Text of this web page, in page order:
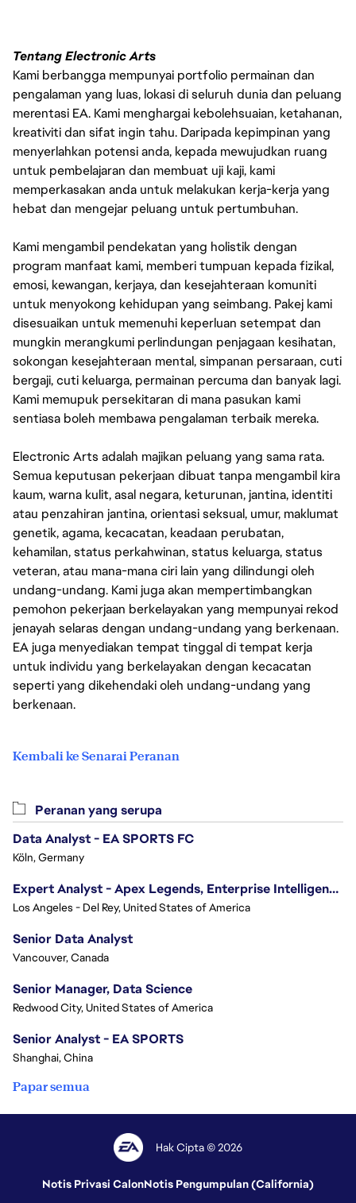
Tentang Electronic Arts
Kami berbangga mempunyai portfolio permainan dan
pengalaman yang luas, lokasi di seluruh dunia dan peluang
merentasi EA. Kami menghargai kebolehsuaian, ketahanan,
kreativiti dan sifat ingin tahu. Daripada kepimpinan yang
menyerlahkan potensi anda, kepada mewujudkan ruang
untuk pembelajaran dan membuat uji kaji, kami
memperkasakan anda untuk melakukan kerja-kerja yang
hebat dan mengejar peluang untuk pertumbuhan.
Kami mengambil pendekatan yang holistik dengan
program manfaat kami, memberi tumpuan kepada fizikal,
emosi, kewangan, kerjaya, dan kesejahteraan komuniti
untuk menyokong kehidupan yang seimbang. Pakej kami
disesuaikan untuk memenuhi keperluan setempat dan
mungkin merangkumi perlindungan penjagaan kesihatan,
sokongan kesejahteraan mental, simpanan persaraan, cuti
bergaji, cuti keluarga, permainan percuma dan banyak lagi.
Kami memupuk persekitaran di mana pasukan kami
sentiasa boleh membawa pengalaman terbaik mereka.
Electronic Arts adalah majikan peluang yang sama rata.
Semua keputusan pekerjaan dibuat tanpa mengambil kira
kaum, warna kulit, asal negara, keturunan, jantina, identiti
atau penzahiran jantina, orientasi seksual, umur, maklumat
genetik, agama, kecacatan, keadaan perubatan,
kehamilan, status perkahwinan, status keluarga, status
veteran, atau mana-mana ciri lain yang dilindungi oleh
undang-undang. Kami juga akan mempertimbangkan
pemohon pekerjaan berkelayakan yang mempunyai rekod
jenayah selaras dengan undang-undang yang berkenaan.
EA juga menyediakan tempat tinggal di tempat kerja
untuk individu yang berkelayakan dengan kecacatan
seperti yang dikehendaki oleh undang-undang yang
berkenaan.
Kembali ke Senarai Peranan
Peranan yang serupa
Data Analyst - EA SPORTS FC
Köln, Germany
Expert Analyst - Apex Legends, Enterprise Intelligence (EI)
Los Angeles - Del Rey, United States of America
Senior Data Analyst
Vancouver, Canada
Senior Manager, Data Science
Redwood City, United States of America
Senior Analyst - EA SPORTS
Shanghai, China
Papar semua
Hak Cipta © 2026
Notis Privasi CalonNotis Pengumpulan (California)